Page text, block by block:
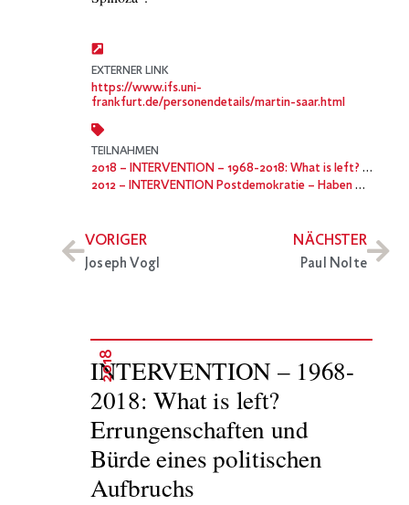
EXTERNER LINK
https://www.ifs.uni-
frankfurt.de/personendetails/martin-saar.html
TEILNAHMEN
2018 – INTERVENTION – 1968-2018: What is left? Errungenschaften und Bürde eines politischen Aufbruchs
2012 – INTERVENTION Postdemokratie – Haben wir noch die Wahl?
VORIGER
Joseph Vogl
NÄCHSTER
Paul Nolte
2018
INTERVENTION – 1968-
2018: What is left?
Errungenschaften und
Bürde eines politischen
Aufbruchs